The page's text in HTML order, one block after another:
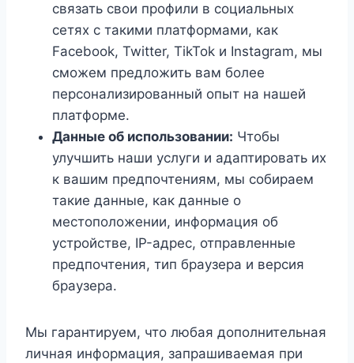
связать свои профили в социальных
сетях с такими платформами, как
Facebook, Twitter, TikTok и Instagram, мы
сможем предложить вам более
персонализированный опыт на нашей
платформе.
Данные об использовании: Чтобы
улучшить наши услуги и адаптировать их
к вашим предпочтениям, мы собираем
такие данные, как данные о
местоположении, информация об
устройстве, IP-адрес, отправленные
предпочтения, тип браузера и версия
браузера.
Мы гарантируем, что любая дополнительная
личная информация, запрашиваемая при